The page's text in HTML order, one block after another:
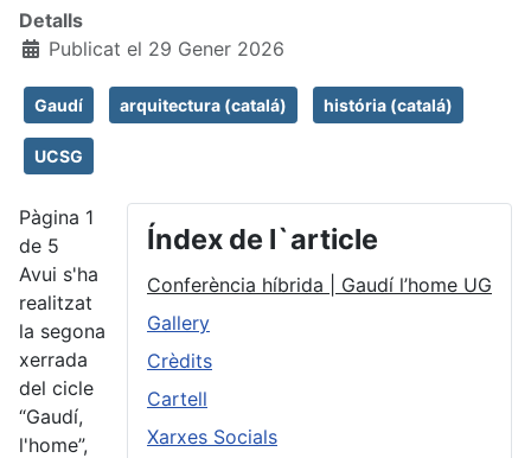
Detalls
Publicat el 29 Gener 2026
Gaudí arquitectura (catalá) história (catalá)
UCSG
Índex de l`article
Conferència híbrida | Gaudí l’home UG
Gallery
Crèdits
Cartell
Xarxes Socials
Pàgina 1
de 5
Avui s'ha
realitzat
la segona
xerrada
del cicle
“Gaudí,
l'home”,